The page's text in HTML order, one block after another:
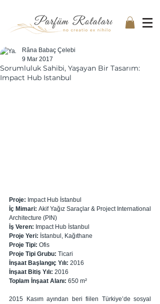
Sorumluluk Sahibi, Yaşayan Bir Tasarım:
Impact Hub Istanbul
Râna Babaç Çelebi
9 Mar 2017
Proje: Impact Hub İstanbul
İç Mimari: Akif Yağız Saraçlar & Project International
Architecture (PIN)
İş Veren: Impact Hub İstanbul
Proje Yeri: İstanbul, Kağıthane
Proje Tipi: Ofis
Proje Tipi Grubu: Ticari
İnşaat Başlangıç Yılı: 2016
İnşaat Bitiş Yılı: 2016
Toplam İnşaat Alanı: 650 m²
2015 Kasım ayından beri fiilen Türkiye’de sosyal